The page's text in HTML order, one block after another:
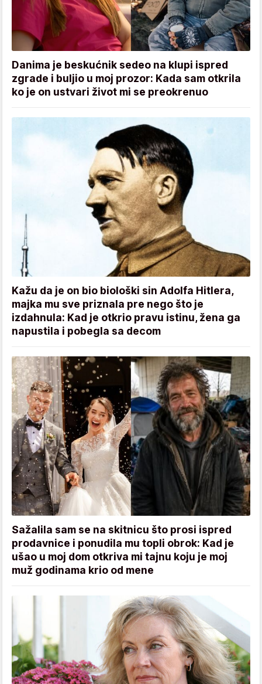
Danima je beskućnik sedeo na klupi ispred
zgrade i buljio u moj prozor: Kada sam otkrila
ko je on ustvari život mi se preokrenuo
Kažu da je on bio biološki sin Adolfa Hitlera,
majka mu sve priznala pre nego što je
izdahnula: Kad je otkrio pravu istinu, žena ga
napustila i pobegla sa decom
Sažalila sam se na skitnicu što prosi ispred
prodavnice i ponudila mu topli obrok: Kad je
ušao u moj dom otkriva mi tajnu koju je moj
muž godinama krio od mene